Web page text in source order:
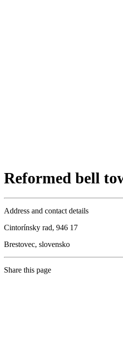
Reformed bell
Address and contact details
Cintorínsky rad, 946 17
Brestovec, slovensko
Share this page